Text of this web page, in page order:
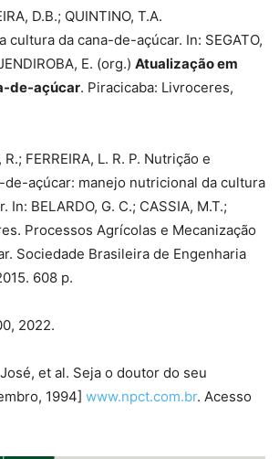
D.B.; QUINTINO, T.A.
cultura da cana-de-açúcar. In: SEGATO,
E. (org.) Atualização em
de-açúcar. Piracicaba: Livroceres,
FERREIRA, L. R. P. Nutrição e
de-açúcar: manejo nutricional da cultura
In: BELARDO, G. C.; CASSIA, M.T.;
Processos Agrícolas e Mecanização
Sociedade Brasileira de Engenharia
608 p.
2022.
José, et al. Seja o doutor do seu
1994] www.npct.com.br. Acesso